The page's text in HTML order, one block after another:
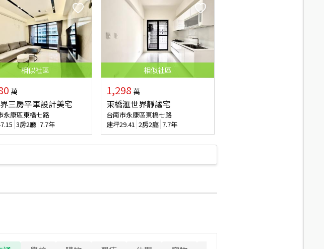
相似社區
萬
三房平車設計美宅
永康區東橋七路
3房2廳 7.7年
相似社區
1,298 萬
東橋滙世界靜謐宅
台南市永康區東橋七路
建坪29.41 2房2廳 7.7年